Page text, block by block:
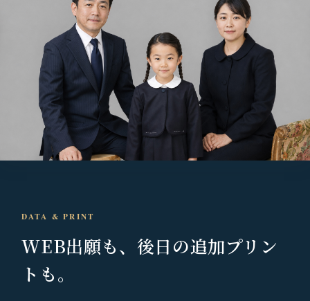
DATA & PRINT
WEB出願も、 後日の追加プリン
トも。